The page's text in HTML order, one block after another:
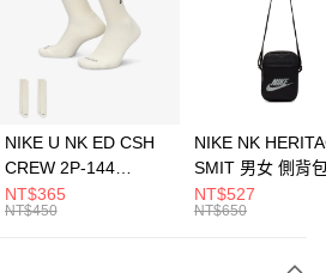
第一商業銀行
彰化商業銀行
NIKE U NK ED CSH
CREW 2P-144
EMBRDY 男女 短統襪
FZ3073133
NT$365
NT$450
NIKE NK
SMIT 男女 側背
BA5871010
NT$527
NT$650